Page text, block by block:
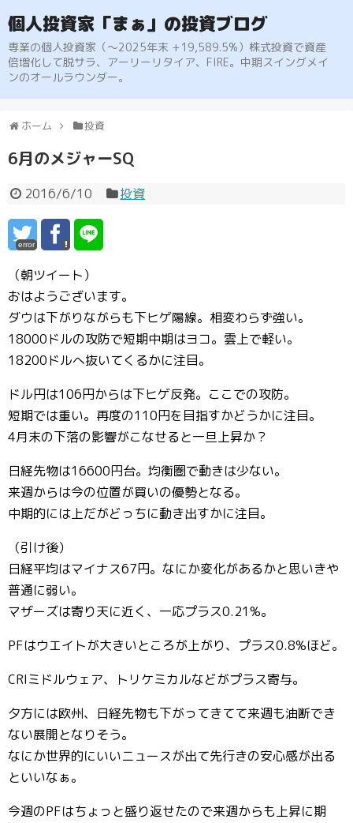
個人投資家「まぁ」の投資ブログ
専業の個人投資家（〜2025年末 +19,589.5%）株式投資で資産
倍増化して脱サラ、アーリーリタイア、FIRE。中期スイングメイ
ンのオールラウンダー。
ホーム 投資
6月のメジャーSQ
2016/6/10 投資
error
（朝ツイート）
おはようございます。
ダウは下がりながらも下ヒゲ陽線。相変わらず強い。
18000ドルの攻防で短期中期はヨコ。雲上で軽い。
18200ドルへ抜いてくるかに注目。
ドル円は106円からは下ヒゲ反発。ここでの攻防。
短期では重い。再度の110円を目指すかどうかに注目。
4月末の下落の影響がこなせると一旦上昇か？
日経先物は16600円台。均衡圏で動きは少ない。
来週からは今の位置が買いの優勢となる。
中期的には上だがどっちに動き出すかに注目。
（引け後）
日経平均はマイナス67円。なにか変化があるかと思いきや
普通に弱い。
マザーズは寄り天に近く、一応プラス0.21%。
PFはウエイトが大きいところが上がり、プラス0.8%ほど。
CRIミドルウェア、トリケミカルなどがプラス寄与。
夕方には欧州、日経先物も下がってきてて来週も油断でき
ない展開となりそう。
なにか世界的にいいニュースが出て先行きの安心感が出る
といいなぁ。
今週のPFはちょっと盛り返せたので来週からも上昇に期